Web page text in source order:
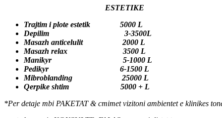
ESTETIKE
Trajtim i plote estetik 5000 L
Depilim 3-3500L
Masazh anticelulit 2000 L
Masazh relax 3500 L
Manikyr 5-1000 L
Pedikyr 6-1500 L
Mibroblanding 25000 L
Qerpike shtim 5000 + L
*Per detaje mbi PAKETAT & cmimet vizitoni ambientet e klinikes